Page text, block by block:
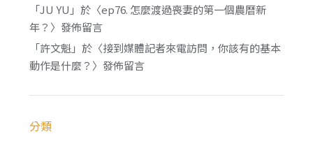
「JU YU 」於〈ep76. 怎麼渡過喪妻的第一個農曆新
年？ 〉發佈留言
「許文魁」於〈接到媒體記者來電訪問，你該有的基本
動作是什麼？ 〉發佈留言
分類